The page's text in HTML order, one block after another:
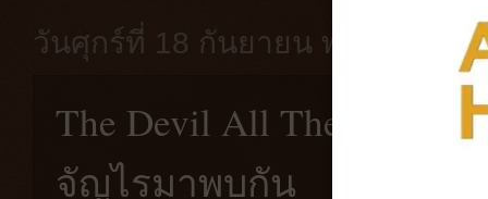
วันศุกร์ที่ 18 กันยายน พ.ศ. 2563
The Devil All The Time
จัญไรมาพบกัน